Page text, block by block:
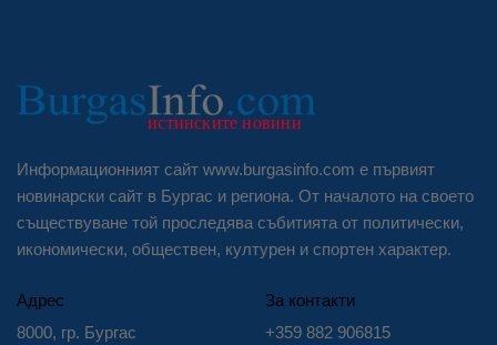
Информационният сайт www.burgasinfo.com е първият
новинарски сайт в Бургас и региона. От началото на своето
съществуване той проследява събитията от политически,
икономически, обществен, културен и спортен характер.
Адрес
8000, гр. Бургас
За контакти
+359 882 906815